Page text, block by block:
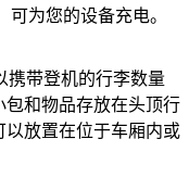
可为您的设备充电。
携带登机的行李数量
和物品存放在头顶行
放置在位于车厢内或